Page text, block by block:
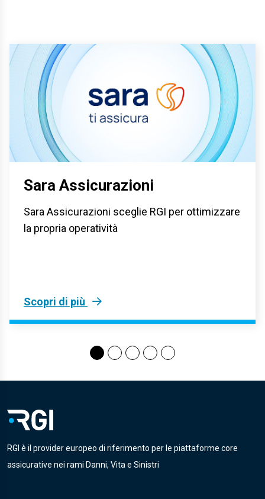
Sara Assicurazioni
Sara Assicurazioni sceglie RGI per ottimizzare
la propria operatività
Scopri di più
RGI è il provider europeo di riferimento per le piattaforme core
assicurative nei rami Danni, Vita e Sinistri